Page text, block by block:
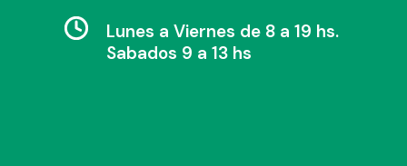
Lunes a Viernes de 8 a 19 hs.
Sabados 9 a 13 hs